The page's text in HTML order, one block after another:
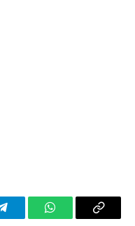
TelegramWhatsAppCopy